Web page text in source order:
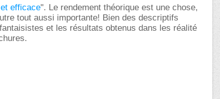
efficace". Le rendement théorique est une chose,
tout aussi importante! Bien des descriptifs
et les résultats obtenus dans les réalité